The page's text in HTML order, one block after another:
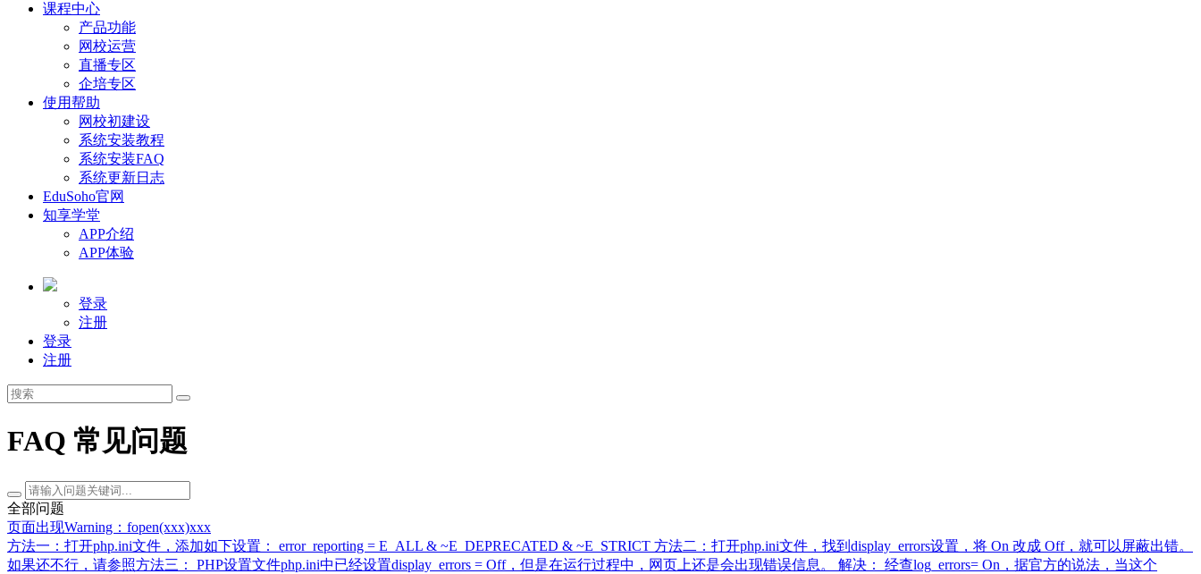
课程中心
产品功能
网校运营
直播专区
企培专区
使用帮助
网校初建设
系统安装教程
系统安装FAQ
系统更新日志
EduSoho官网
知享学堂
APP介绍
APP体验
登录
注册
登录
注册
FAQ 常见问题
全部问题
页面出现Warning：fopen(xxx)xxx
方法一：打开php.ini文件，添加如下设置： error_reporting = E_ALL & ~E_DEPRECATED & ~E_STRICT 方法二：打开php.ini文件，找到display_errors设置，将 On 改成 Off，就可以屏蔽出错。
如果还不行，请参照方法三： PHP设置文件php.ini中已经设置display_errors = Off，但是在运行过程中，网页上还是会出现错误信息。 解决： 经查log_errors= On，据官方的说法，当这个